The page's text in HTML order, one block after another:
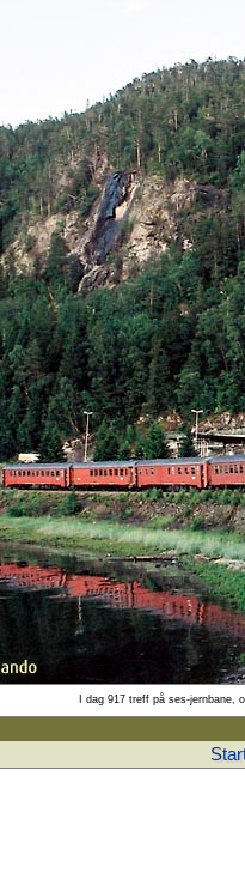
I dag 917 treff på ses-jernbane,